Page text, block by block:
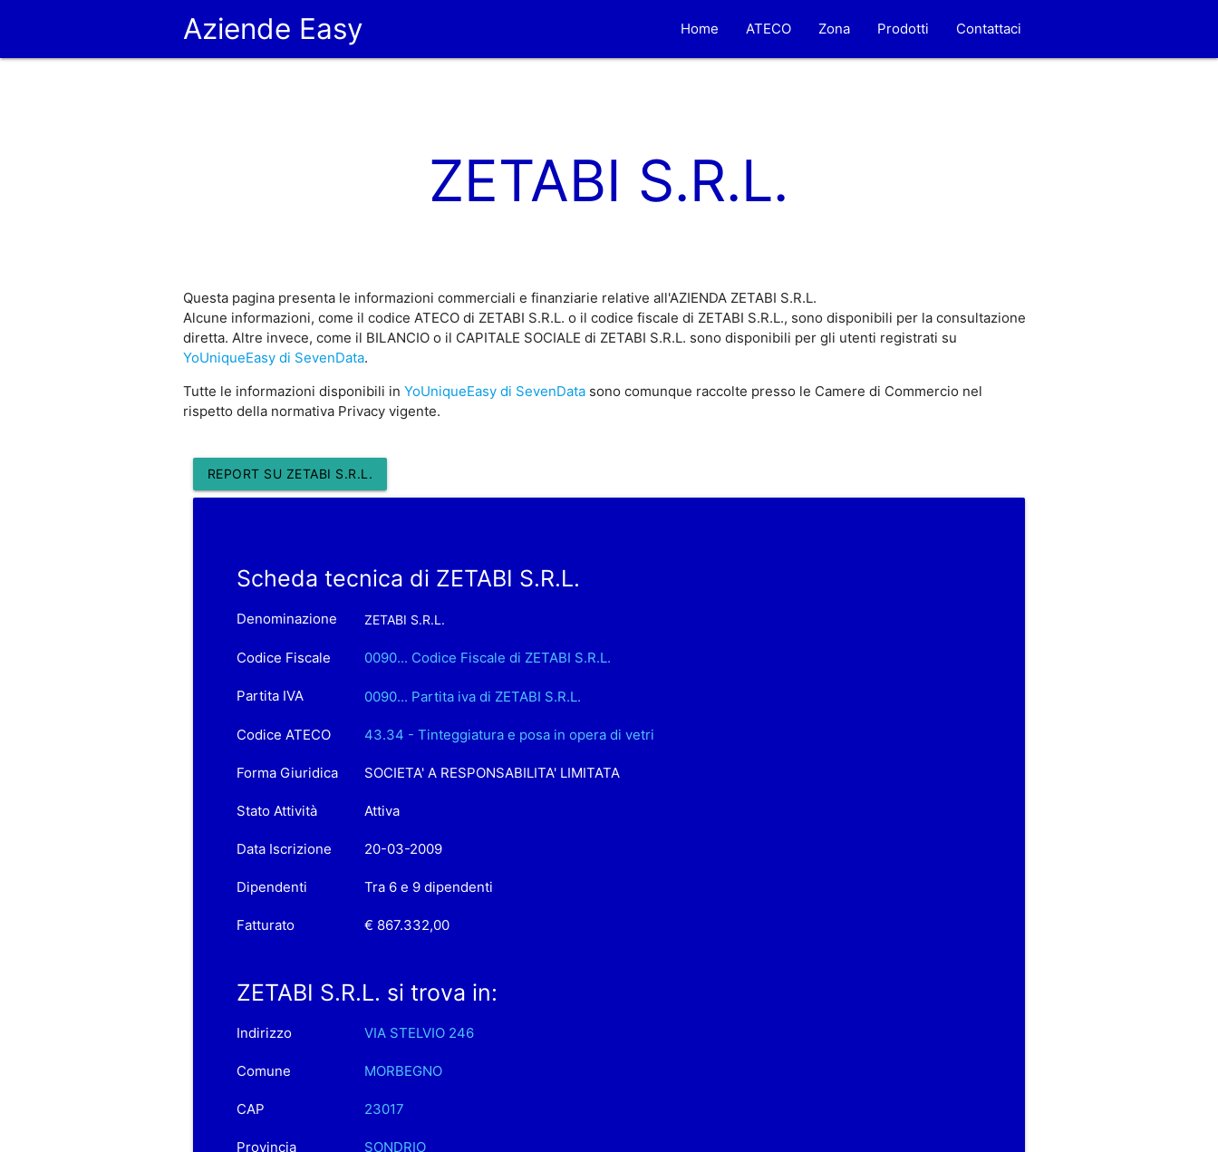
Aziende Easy Home ATECO Zona Prodotti Contattaci
ZETABI S.R.L.
Questa pagina presenta le informazioni commerciali e finanziarie relative all'AZIENDA ZETABI S.R.L.
Alcune informazioni, come il codice ATECO di ZETABI S.R.L. o il codice fiscale di ZETABI S.R.L., sono disponibili per la consultazione
diretta. Altre invece, come il BILANCIO o il CAPITALE SOCIALE di ZETABI S.R.L. sono disponibili per gli utenti registrati su
YoUniqueEasy di SevenData.
Tutte le informazioni disponibili in YoUniqueEasy di SevenDatasono comunque raccolte presso le Camere di Commercio nel
rispetto della normativa Privacy vigente.
REPORT SU ZETABI S.R.L.
Scheda tecnica di ZETABI S.R.L.
Denominazione ZETABI S.R.L.
Codice Fiscale 0090... Codice Fiscale di ZETABI S.R.L.
Partita IVA 0090... Partita iva di ZETABI S.R.L.
Codice ATECO 43.34 - Tinteggiatura e posa in opera di vetri
Forma Giuridica SOCIETA' A RESPONSABILITA' LIMITATA
Stato Attività Attiva
Data Iscrizione 20-03-2009
Dipendenti Tra 6 e 9 dipendenti
Fatturato € 867.332,00
ZETABI S.R.L. si trova in:
Indirizzo VIA STELVIO 246
Comune MORBEGNO
CAP 23017
Provincia SONDRIO